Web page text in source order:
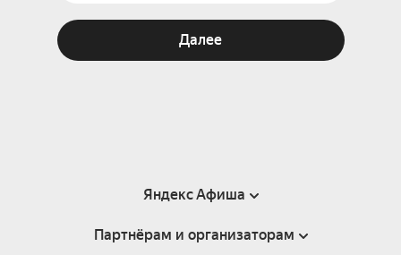
Далее
Яндекс Афиша
Справка
Партнёрам и организаторам